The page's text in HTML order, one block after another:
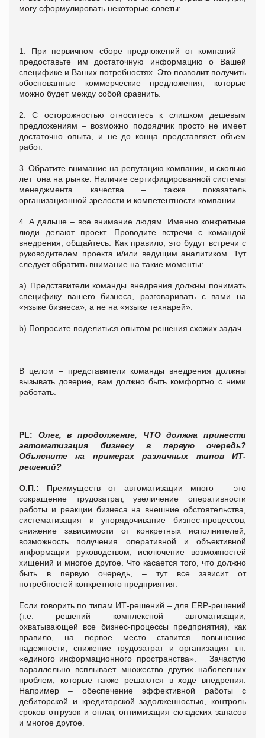
могу сформулировать некоторые советы:
1. При первичном сборе предложений от компаний –
предоставьте им достаточную информацию о Вашей
специфике и Ваших потребностях. Это позволит получить
обоснованные коммерческие предложения, которые
можно будет между собой сравнить.
2. С осторожностью относитесь к слишком дешевым
предложениям – возможно подрядчик просто не имеет
достаточно опыта, и не до конца представляет объем
работ.
3. Обратите внимание на репутацию компании, и сколько
лет она на рынке. Наличие сертифицированной системы
менеджмента качества – также показатель
организационной зрелости и компетентности компании.
4. А дальше – все внимание людям. Именно конкретные
люди делают проект. Проводите встречи с командой
внедрения, общайтесь. Как правило, это будут встречи с
руководителем проекта и/или ведущим аналитиком. Тут
следует обратить внимание на такие моменты:
a) Представители команды внедрения должны понимать
специфику вашего бизнеса, разговаривать с вами на
«языке бизнеса», а не на «языке технарей».
b) Попросите поделиться опытом решения схожих задач
В целом – представители команды внедрения должны
вызывать доверие, вам должно быть комфортно с ними
работать.
PL: Олег, в продолжение, ЧТО должна принести
автоматизация бизнесу в первую очередь?
Объясните на примерах различных типов ИТ-
решений?
О.П.: Преимуществ от автоматизации много – это
сокращение трудозатрат, увеличение оперативности
работы и реакции бизнеса на внешние обстоятельства,
систематизация и упорядочивание бизнес-процессов,
снижение зависимости от конкретных исполнителей,
возможность получения оперативной и объективной
информации руководством, исключение возможностей
хищений и многое другое. Что касается того, что должно
быть в первую очередь, – тут все зависит от
потребностей конкретного предприятия.
Если говорить по типам ИТ-решений – для ERP-решений
(т.е. решений комплексной автоматизации,
охватывающей все бизнес-процессы предприятия), как
правило, на первое место ставится повышение
надежности, снижение трудозатрат и организация т.н.
«единого информационного пространства». Зачастую
параллельно всплывает множество других наболевших
проблем, которые также решаются в ходе внедрения.
Например – обеспечение эффективной работы с
дебиторской и кредиторской задолженностью, контроль
сроков отгрузок и оплат, оптимизация складских запасов
и многое другое.